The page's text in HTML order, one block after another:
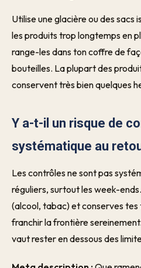
Utilise une glacière ou des sacs
les produits trop longtemps en
range-les dans ton coffre de
bouteilles. La plupart des
conservent très bien quelques
Y a-t-il un risque de
systématique au
Les contrôles ne sont pas
réguliers, surtout les week-
(alcool, tabac) et conserves
franchir la frontière
vaut rester en dessous des